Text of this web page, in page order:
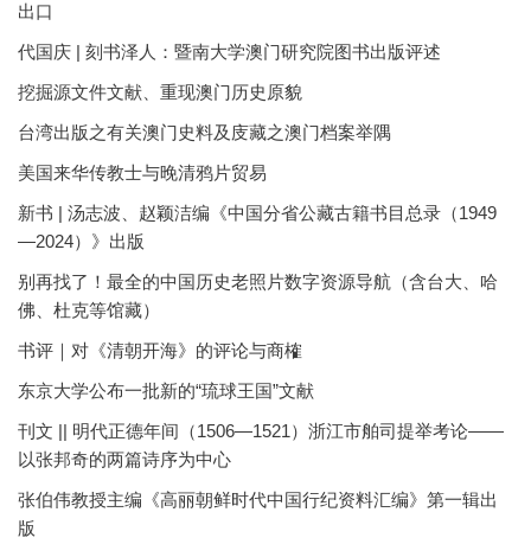
出口
代国庆 | 刻书泽人：暨南大学澳门研究院图书出版评述
挖掘源文件文献、重现澳门历史原貌
台湾出版之有关澳门史料及庋藏之澳门档案举隅
美国来华传教士与晚清鸦片贸易
新书 | 汤志波、赵颖洁编《中国分省公藏古籍书目总录（1949
—2024）》出版
别再找了！最全的中国历史老照片数字资源导航（含台大、哈
佛、杜克等馆藏）
书评｜对《清朝开海》的评论与商榷
东京大学公布一批新的“琉球王国”文献
刊文 || 明代正德年间（1506—1521）浙江市舶司提举考论——
以张邦奇的两篇诗序为中心
张伯伟教授主编《高丽朝鲜时代中国行纪资料汇编》第一辑出
版